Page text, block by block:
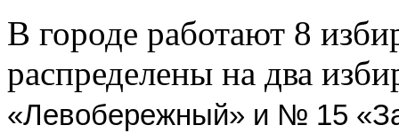
В городе работают 8
распределены на два
«Левобережный» и № 15